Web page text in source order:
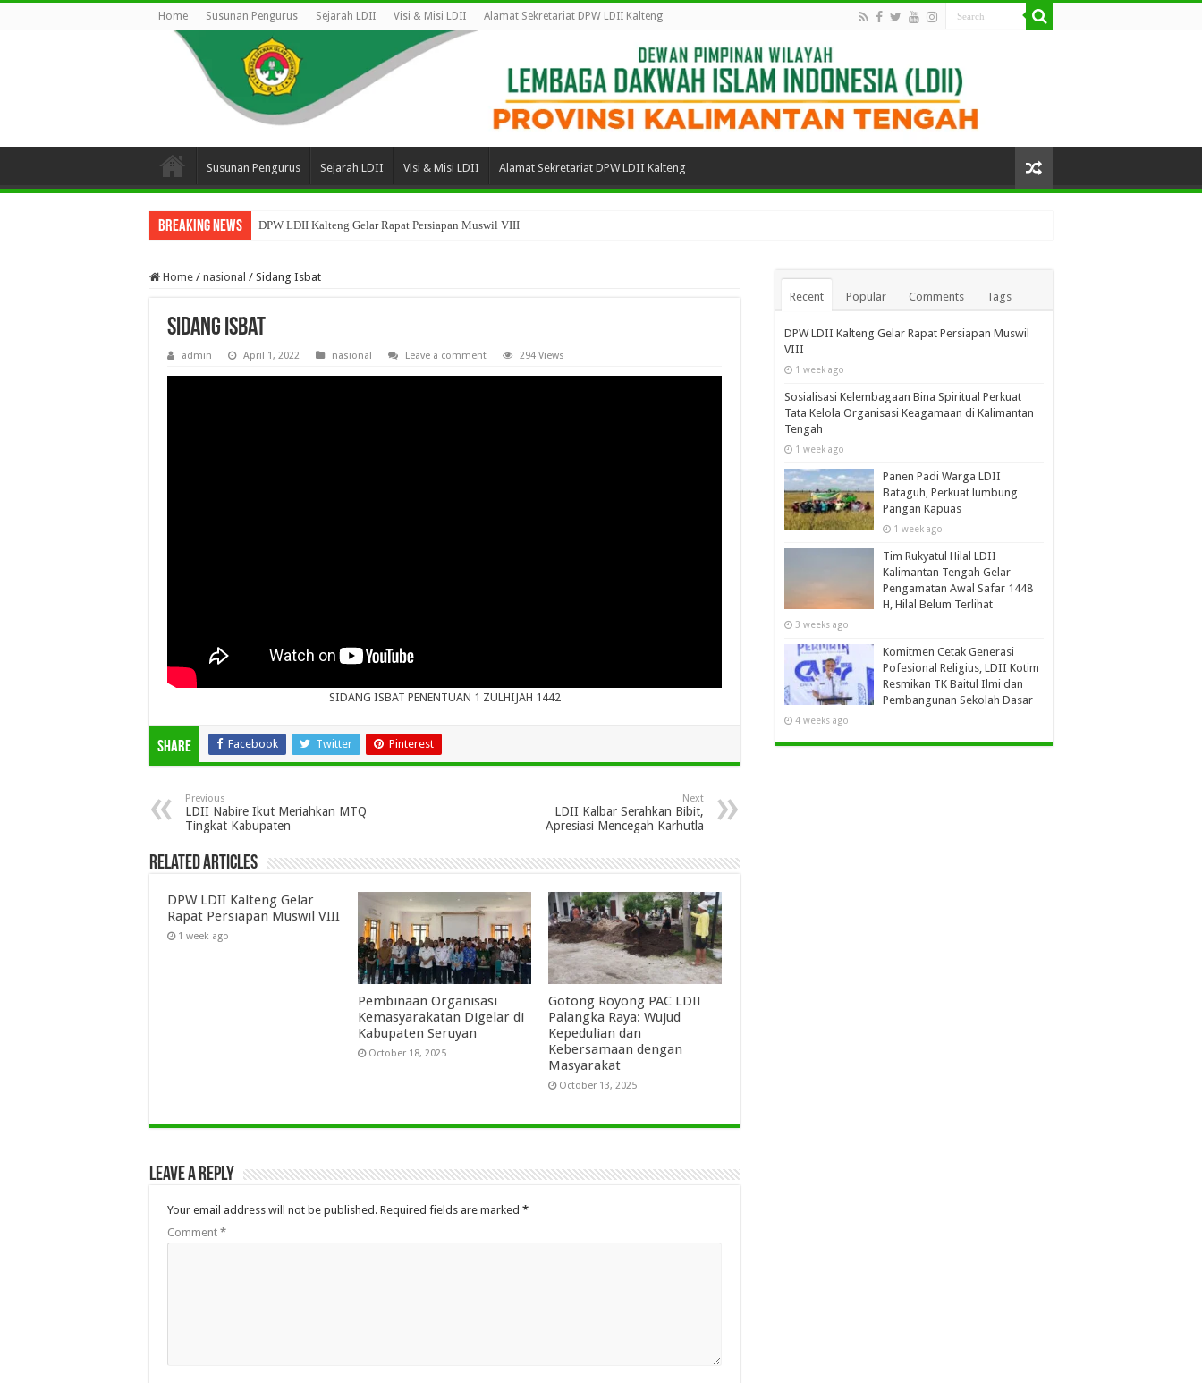
Home Susunan Pengurus Sejarah LDII Visi & Misi LDII Alamat Sekretariat DPW LDII Kalteng
Susunan Pengurus Sejarah LDII Visi & Misi LDII Alamat Sekretariat DPW LDII Kalteng
Breaking News DPW LDII Kalteng Gelar Rapat Persiapan Muswil VIII
Home / nasional / Sidang Isbat
Sidang Isbat
admin April 1, 2022 nasional Leave a comment 294 Views
SIDANG ISBAT PENENTUAN 1 ZULHIJAH 1442
Share Facebook Twitter Pinterest
Previous
LDII Nabire Ikut Meriahkan MTQ
Tingkat Kabupaten
Next
LDII Kalbar Serahkan Bibit,
Apresiasi Mencegah Karhutla
Related Articles
DPW LDII Kalteng Gelar
Rapat Persiapan Muswil VIII
1 week ago
Pembinaan Organisasi
Kemasyarakatan Digelar di
Kabupaten Seruyan
October 18, 2025
Gotong Royong PAC LDII
Palangka Raya: Wujud
Kepedulian dan
Kebersamaan dengan
Masyarakat
October 13, 2025
Leave a Reply
Your email address will not be published. Required fields are marked *
Comment *
Recent Popular Comments Tags
DPW LDII Kalteng Gelar Rapat Persiapan Muswil
VIII
1 week ago
Sosialisasi Kelembagaan Bina Spiritual Perkuat
Tata Kelola Organisasi Keagamaan di Kalimantan
Tengah
1 week ago
Panen Padi Warga LDII
Bataguh, Perkuat lumbung
Pangan Kapuas
1 week ago
Tim Rukyatul Hilal LDII
Kalimantan Tengah Gelar
Pengamatan Awal Safar 1448
H, Hilal Belum Terlihat
3 weeks ago
Komitmen Cetak Generasi
Pofesional Religius, LDII Kotim
Resmikan TK Baitul Ilmi dan
Pembangunan Sekolah Dasar
4 weeks ago